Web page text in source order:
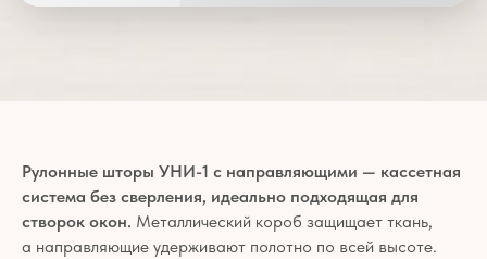
Рулонные шторы УНИ-1 с направляющими — кассетная
система без сверления, идеально подходящая для
створок окон. Металлический короб защищает ткань,
а направляющие удерживают полотно по всей высоте.